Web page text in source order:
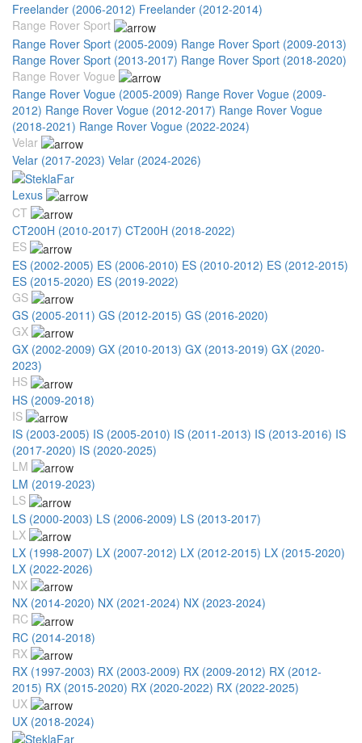
Freelander (2006-2012) Freelander (2012-2014)
Range Rover Sport
Range Rover Sport (2005-2009) Range Rover Sport (2009-2013)
Range Rover Sport (2013-2017) Range Rover Sport (2018-2020)
Range Rover Vogue
Range Rover Vogue (2005-2009) Range Rover Vogue (2009-
2012) Range Rover Vogue (2012-2017) Range Rover Vogue
(2018-2021) Range Rover Vogue (2022-2024)
Velar
Velar (2017-2023) Velar (2024-2026)
Lexus
CT
CT200H (2010-2017) CT200H (2018-2022)
ES
ES (2002-2005) ES (2006-2010) ES (2010-2012) ES (2012-2015)
ES (2015-2020) ES (2019-2022)
GS
GS (2005-2011) GS (2012-2015) GS (2016-2020)
GX
GX (2002-2009) GX (2010-2013) GX (2013-2019) GX (2020-
2023)
HS
HS (2009-2018)
IS
IS (2003-2005) IS (2005-2010) IS (2011-2013) IS (2013-2016) IS
(2017-2020) IS (2020-2025)
LM
LM (2019-2023)
LS
LS (2000-2003) LS (2006-2009) LS (2013-2017)
LX
LX (1998-2007) LX (2007-2012) LX (2012-2015) LX (2015-2020)
LX (2022-2026)
NX
NX (2014-2020) NX (2021-2024) NX (2023-2024)
RC
RC (2014-2018)
RX
RX (1997-2003) RX (2003-2009) RX (2009-2012) RX (2012-
2015) RX (2015-2020) RX (2020-2022) RX (2022-2025)
UX
UX (2018-2024)